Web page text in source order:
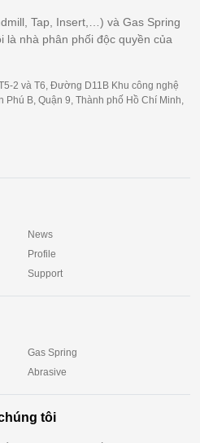
Tap, Insert,…) và Gas Spring
là nhà phân phối độc quyền của
2 và T6, Đường D11B Khu công nghệ
Phú B, Quận 9, Thành phố Hồ Chí Minh,
News
Profile
Support
Gas Spring
Abrasive
tôi